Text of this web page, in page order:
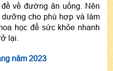
về đường ăn uống. Nên
cho phù hợp và làm
học để sức khỏe nhanh
lại.
năm 2023